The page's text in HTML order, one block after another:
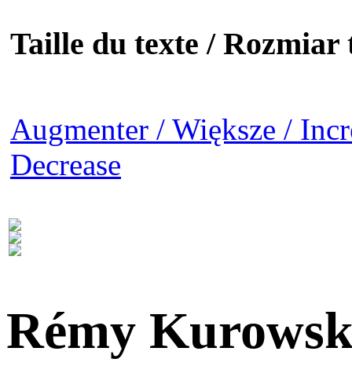
Taille du texte / Rozmiar
Augmenter / Większe /
Decrease
Rémy